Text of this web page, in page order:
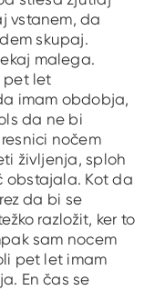
vstanem, da
skupaj.
malega.
pet let
imam obdobja,
da ne bi
nočem
življenja, sploh
obstajala. Kot da
da bi se
razložit, ker to
sam nocem
pet let imam
En čas se